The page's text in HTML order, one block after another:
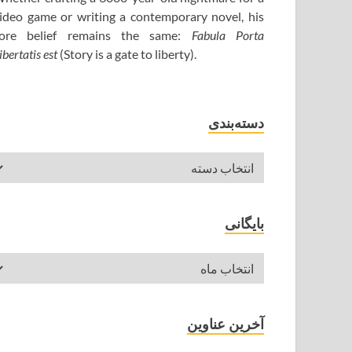
game or writing a contemporary novel, his
belief remains the same: Fabula Porta
est(Story is a gate to liberty).
دسته‌بندی
بایگانی
آخرین عناوین